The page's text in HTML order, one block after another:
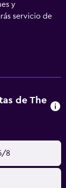
y
servicio de
la compra
ofrece 34
con
con ducha
Los servicios
y
secador de
limpieza
de The
8